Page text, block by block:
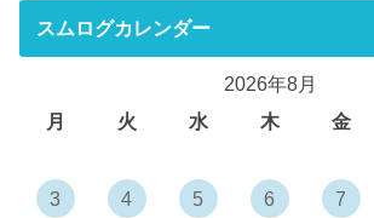
スムログカレンダー
2026年8月
月
火 水 木 金
3
4 5 6 7